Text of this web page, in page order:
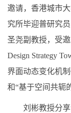
邀请，香港城市
究所毕迎普研究
圣尧副教授，受
Design Strategy
界面动态变化机
和“基于空间共轭
刘彬教授分